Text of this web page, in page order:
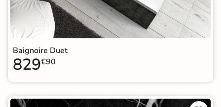
Baignoire Duet
829€90